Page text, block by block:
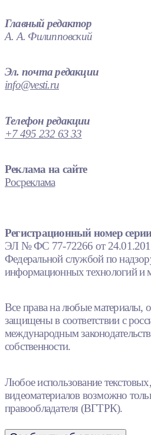
Главный редактор
А. А. Филипповский
Эл. почта редакции
info@vesti.ru
Телефон редакции
+7 495 232 63 33
Реклама на сайте
Росреклама
Регистрационный номер
ЭЛ № ФС 77-72266 от
Федеральной службой по
информационных технологий и
Все права на любые материалы,
защищены в соответствии с
международным
собственности.
Любое использование
видеоматериалов возможно
правообладателя (ВГТРК).